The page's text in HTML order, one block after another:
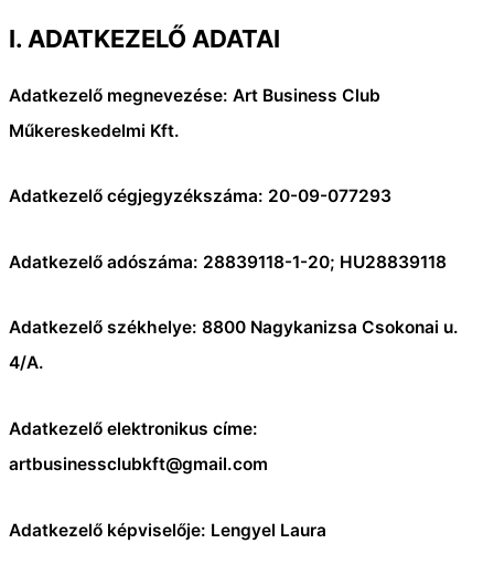
I. ADATKEZELŐ ADATAI
Adatkezelő megnevezése: Art Business Club
Műkereskedelmi Kft.
Adatkezelő cégjegyzékszáma: 20-09-077293
Adatkezelő adószáma: 28839118-1-20; HU28839118
Adatkezelő székhelye: 8800 Nagykanizsa Csokonai u.
4/A.
Adatkezelő elektronikus címe:
artbusinessclubkft@gmail.com
Adatkezelő képviselője: Lengyel Laura